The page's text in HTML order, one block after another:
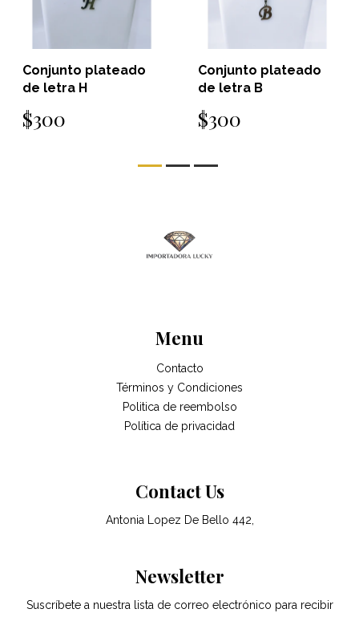
Conjunto plateado
de letra H
$300
Conjunto plateado
de letra B
$300
Menu
Contacto
Términos y Condiciones
Politica de reembolso
Política de privacidad
Contact Us
Antonia Lopez De Bello 442,
Newsletter
Suscríbete a nuestra lista de correo electrónico para recibir